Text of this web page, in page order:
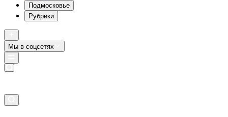
Подмосковье
Рубрики
Мы в соцсетях